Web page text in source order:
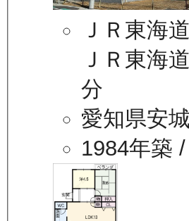
ＪＲ東海
ＪＲ東海
分
愛知県安
1984年築